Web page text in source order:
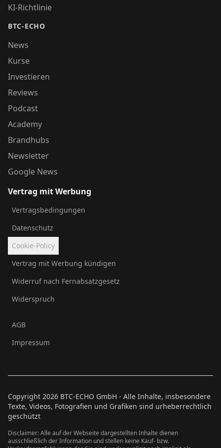
KI-Richtlinie
BTC-ECHO
News
Kurse
Investieren
Reviews
Podcast
Academy
Brandhubs
Newsletter
Google News
Vertrag mit Werbung
Vertragsbedingungen
Datenschutz
Cookie-Policy
Vertrag mit Werbung kündigen
Widerruf nach Fernabsatzgesetz
Widerspruch
AGB
Impressum
Copyright 2026 BTC-ECHO GmbH - Alle Inhalte, insbesondere
Texte, Videos, Fotografien und Grafiken sind urheberrechtlich
geschützt
Disclaimer: Alle auf der Webseite dargestellten Inhalte dienen
ausschließlich der Information und stellen keine Kauf- bzw.